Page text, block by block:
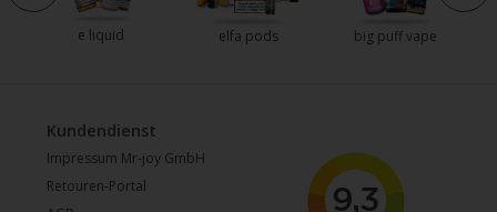
e liquid elfa pods big puff vape
Kundendienst
Impressum Mr-joy GmbH
Retouren-Portal